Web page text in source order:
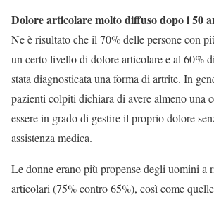
Dolore articolare molto diffuso dopo i 50
Ne è risultato che il 70% delle persone con
un certo livello di dolore articolare e al 60%
stata diagnosticata una forma di artrite. In
pazienti colpiti dichiara di avere almeno una
essere in grado di gestire il proprio dolore
assistenza medica.
Le donne erano più propense degli uomini a
articolari (75% contro 65%), così come